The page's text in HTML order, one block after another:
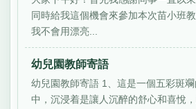
同時給我這個機會來參加本次苗小班
我不會用漂亮...
幼兒園教師寄語
幼兒園教師寄語 1、這是一個五彩斑
中，沉浸着是讓人沉醉的舒心和喜悅